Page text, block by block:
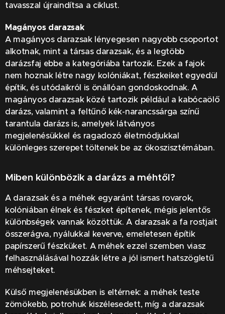
tavasszal újraindítsa a ciklust.
Magányos darazsak
A magányos darazsak lényegesen nagyobb csoportot
alkotnak, mint a társas darazsak, és a legtöbb
darázsfaj ebbe a kategóriába tartozik. Ezek a fajok
nem hoznak létre nagy kolóniákat, fészkeiket egyedül
építik, és utódaikról is önállóan gondoskodnak. A
magányos darazsak közé tartozik például a kabócaölő
darázs, valamint a feltűnő kék-narancssárga színű
tarantula darázs is, amelyek látványos
megjelenésükkel és ragadozó életmódjukkal
különleges szerepet töltenek be az ökoszisztémában.
Miben különbözik a darázs a méhtől?
A darazsak és a méhek egyaránt társas rovarok,
kolóniában élnek és fészket építenek, mégis jelentős
különbségek vannak közöttük. A darazsak a fa rostjait
összerágva, nyálukkal keverve, emeletesen építik
papírszerű fészküket. A méhek ezzel szemben viasz
felhasználásával hozzák létre a jól ismert hatszögletű
méhsejteket.
Külső megjelenésükben is eltérnek: a méhek teste
zömökebb, potrohuk kiszélesedett, míg a darazsak